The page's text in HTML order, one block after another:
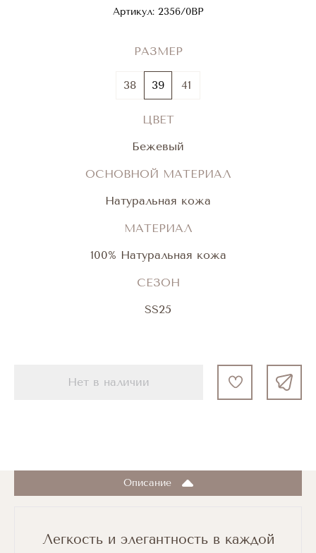
Артикул:2356/0BP
РАЗМЕР
38 39 41
ЦВЕТ
Бежевый
ОСНОВНОЙ МАТЕРИАЛ
Натуральная кожа
МАТЕРИАЛ
100% Натуральная кожа
СЕЗОН
SS25
Нет в наличии
Описание
Легкость и элегантность в каждой